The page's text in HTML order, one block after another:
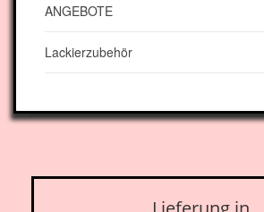
ANGEBOTE
Lackierzubehör